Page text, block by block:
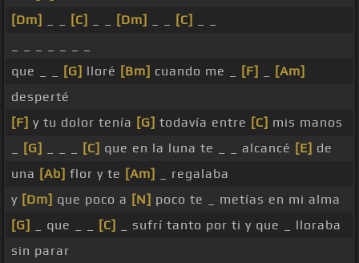
[Dm]
[C] [Dm] [C]
que _ _
[G] lloré [Bm] cuando me _ [F]
[Am]
desperté
[F] y tu dolor tenía [G] todavía entre [C] mis manos
[G] [C] que en la luna te _ _ alcancé [E] de
una [Ab] flor y te [Am]
_ regalaba
y [Dm] que poco a [N] poco te _ metías en mi alma
[G]
_ que _ _ [C]
_ sufrí tanto por ti y que _ lloraba
sin parar